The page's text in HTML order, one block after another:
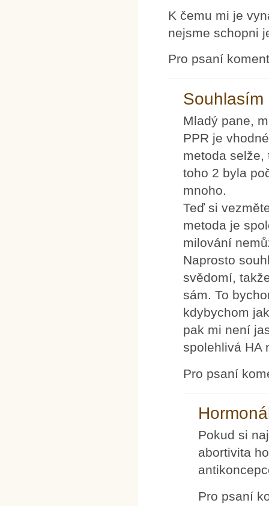
K čemu mi je
nejsme schopni
Pro psaní
Souhlasím
Mladý pane,
PPR je
metoda
toho 2 byla
mnoho.
Teď si
metoda je
milování
Naprosto
svědomí,
sám. To
kdybychom
pak mi není
spolehlivá HA
Pro psaní
Pokud si
abortivita
Pro psaní